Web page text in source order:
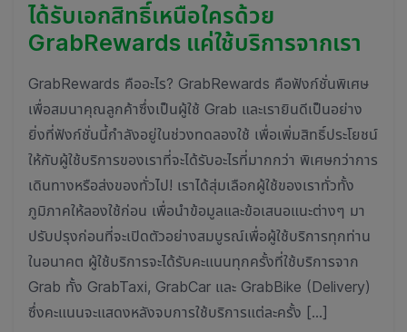
ได้รับเอกสิทธิ์เหนือใครด้วย
GrabRewards แค่ใช้บริการจากเรา
GrabRewards คืออะไร? GrabRewards คือฟังก์ชั่นพิเศษ
เพื่อสมนาคุณลูกค้าซึ่งเป็นผู้ใช้ Grab และเรายินดีเป็นอย่าง
ยิ่งที่ฟังก์ชั่นนี้กำลังอยู่ในช่วงทดลองใช้ เพื่อเพิ่มสิทธิ์ประโยชน์
ให้กับผู้ใช้บริการของเราที่จะได้รับอะไรที่มากกว่า พิเศษกว่าการ
เดินทางหรือส่งของทั่วไป! เราได้สุ่มเลือกผู้ใช้ของเราทั่วทั้ง
ภูมิภาคให้ลองใช้ก่อน เพื่อนำข้อมูลและข้อเสนอแนะต่างๆ มา
ปรับปรุงก่อนที่จะเปิดตัวอย่างสมบูรณ์เพื่อผู้ใช้บริการทุกท่าน
ในอนาคต ผู้ใช้บริการจะได้รับคะแนนทุกครั้งที่ใช้บริการจาก
Grab ทั้ง GrabTaxi, GrabCar และ GrabBike (Delivery)
ซึ่งคะแนนจะแสดงหลังจบการใช้บริการแต่ละครั้ง […]